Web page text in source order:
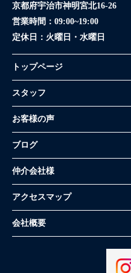
京都府宇治市神明宮北16-26
営業時間： 09:00~19:00
定休日： 火曜日・水曜日
トップページ
スタッフ
お客様の声
ブログ
仲介会社様
アクセスマップ
会社概要